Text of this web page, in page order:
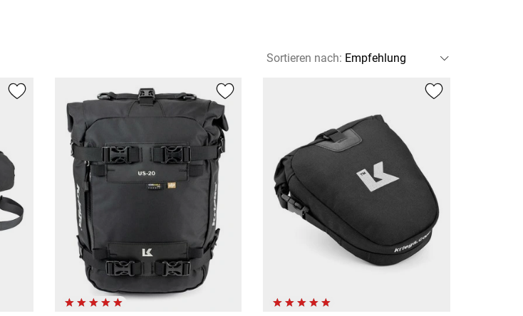
Sortieren nach: